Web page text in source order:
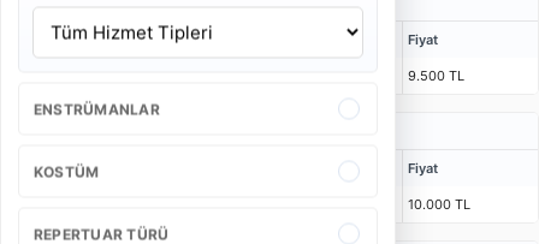
ENSTRÜMANLAR
KOSTÜM
REPERTUAR TÜRÜ
Bulunma Süresi Fiyat
9.500 TL
Fiyat
10.000 TL